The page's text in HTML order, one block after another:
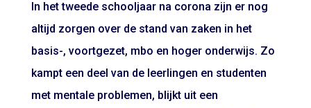
In het tweede schooljaar na corona zijn er nog
altijd zorgen over de stand van zaken in het
basis-, voortgezet, mbo en hoger onderwijs. Zo
kampt een deel van de leerlingen en studenten
met mentale problemen, blijkt uit een